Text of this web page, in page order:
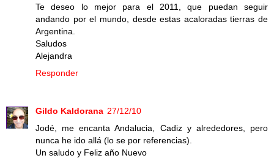
Te deseo lo mejor para el 2011, que puedan seguir
andando por el mundo, desde estas acaloradas tierras de
Argentina.
Saludos
Alejandra
Responder
Gildo Kaldorana 27/12/10
Jodé, me encanta Andalucia, Cadiz y alrededores, pero
nunca he ido allá (lo se por referencias).
Un saludo y Feliz año Nuevo